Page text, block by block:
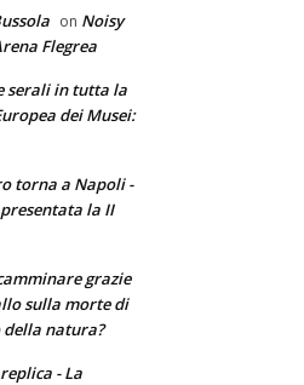
on Noisy
Flegrea
serali in tutta la
dei Musei:
torna a Napoli -
la II
grazie
sulla morte di
della natura?
- La